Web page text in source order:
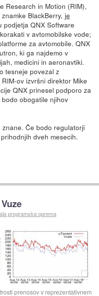
Research in Motion (RIM),
BlackBerry, je
podjetja QNX Software
v avtomobilske vode;
za avtomobile. QNX
ki ga najdemo v
medicini in aeronavtiki.
tesneje povezal z
ov izvršni direktor Mike
QNX prinesel podporo za
obogatile njihov
Če bodo regulatorji
dveh mesecih.
programska oprema
prenosov v reprezentativnem